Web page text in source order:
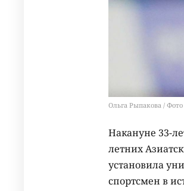
Ольга Рыпакова / Фото
Накануне 33-
летних
установила
спортсмен в